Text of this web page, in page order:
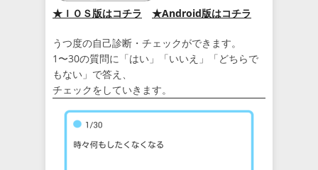
★ＩＯＳ版はコチラ ★Android版はコチラ
うつ度の自己診断・チェックができます。
1〜30の質問に「はい」「いいえ」「どちらで
もない」で答え、
チェックをしていきます。